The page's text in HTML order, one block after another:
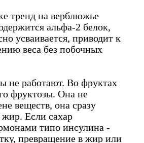
тренд на верблюжье
альфа-2 белок,
усваивается, приводит к
веса без побочных
не работают. Во фруктах
фруктозы. Она не
веществ, она сразу
жир. Если сахар
типо инсулина -
превращение в жир или